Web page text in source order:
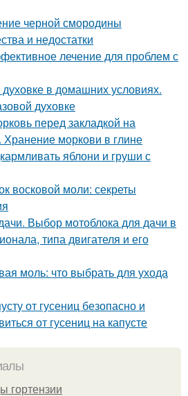
черной смородины
и недостатки
лечение для проблем с
в домашних условиях.
духовке
перед закладкой на
моркови в глине
яблони и груши с
восковой моли: секреты
Выбор мотоблока для дачи в
типа двигателя и его
моль: что выбрать для ухода
от гусениц безопасно и
от гусениц на капусте
гортензии